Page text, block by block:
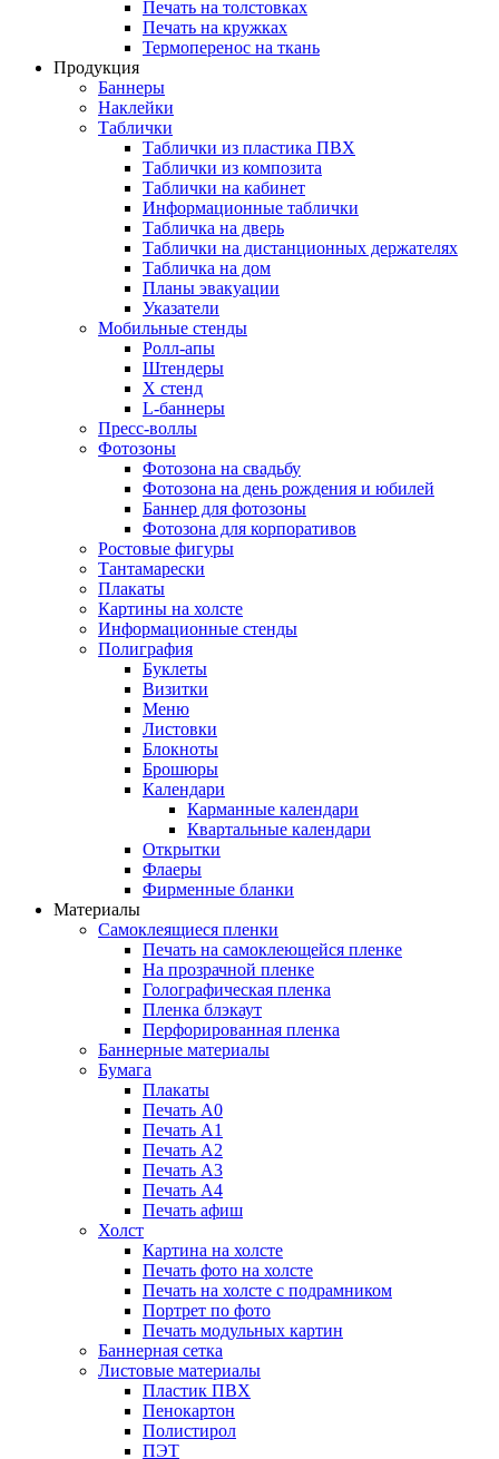
Печать на толстовках
Печать на кружках
Термоперенос на ткань
Продукция
Баннеры
Наклейки
Таблички
Таблички из пластика ПВХ
Таблички из композита
Таблички на кабинет
Информационные таблички
Табличка на дверь
Таблички на дистанционных держателях
Табличка на дом
Планы эвакуации
Указатели
Мобильные стенды
Ролл-апы
Штендеры
Х стенд
L-баннеры
Пресс-воллы
Фотозоны
Фотозона на свадьбу
Фотозона на день рождения и юбилей
Баннер для фотозоны
Фотозона для корпоративов
Ростовые фигуры
Тантамарески
Плакаты
Картины на холсте
Информационные стенды
Полиграфия
Буклеты
Визитки
Меню
Листовки
Блокноты
Брошюры
Календари
Карманные календари
Квартальные календари
Открытки
Флаеры
Фирменные бланки
Материалы
Самоклеящиеся пленки
Печать на самоклеющейся пленке
На прозрачной пленке
Голографическая пленка
Пленка блэкаут
Перфорированная пленка
Баннерные материалы
Бумага
Плакаты
Печать А0
Печать А1
Печать А2
Печать А3
Печать А4
Печать афиш
Холст
Картина на холсте
Печать фото на холсте
Печать на холсте с подрамником
Портрет по фото
Печать модульных картин
Баннерная сетка
Листовые материалы
Пластик ПВХ
Пенокартон
Полистирол
ПЭТ